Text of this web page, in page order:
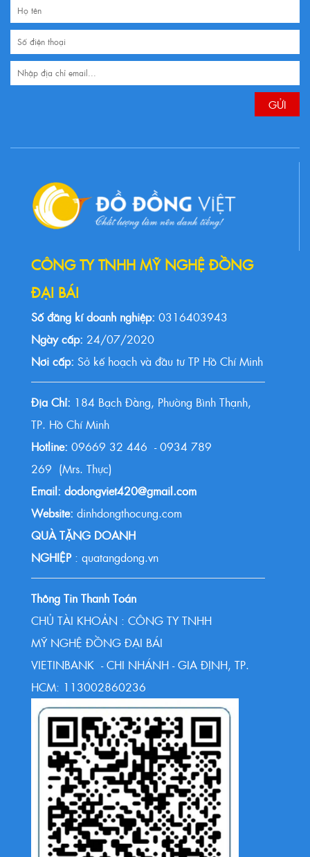
CÔNG TY TNHH MỸ NGHỆ ĐỒNG
ĐẠI BÁI
Số đăng kí doanh nghiệp: 0316403943
Ngày cấp: 24/07/2020
Nơi cấp: Sở kế hoạch và đầu tư TP Hồ Chí Minh
Địa Chỉ: 184 Bạch Đằng, Phường Bình Thạnh,
TP. Hồ Chí Minh
Hotline: 09669 32 446 - 0934 789
269 (Mrs. Thực)
Email: dodongviet420@gmail.com
Website: dinhdongthocung.com
QUÀ TẶNG DOANH
NGHIỆP : quatangdong.vn
Thông Tin Thanh Toán
CHỦ TÀI KHOẢN : CÔNG TY TNHH
MỸ NGHỆ ĐỒNG ĐẠI BÁI
VIETINBANK - CHI NHÁNH - GIA ĐỊNH, TP.
HCM: 113002860236